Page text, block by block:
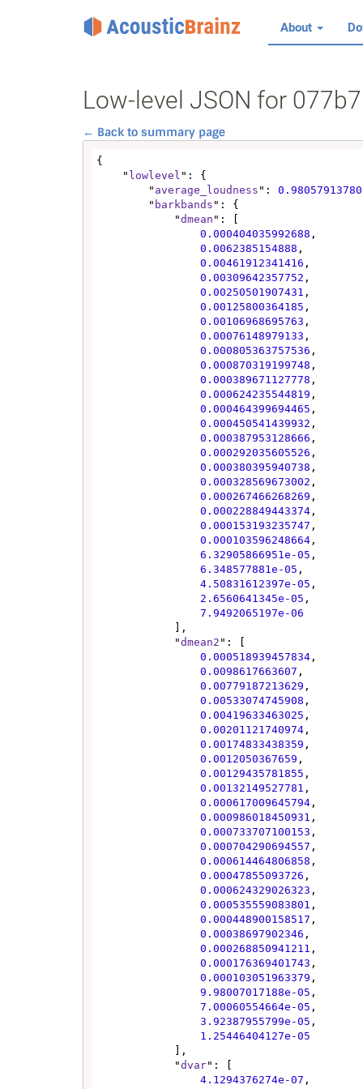
About
Low-level JSON for
← Back to summary page
{
    "
lowlevel ": {
        "
average_loudness ":
        "
barkbands ": {
            "
dmean ": [
0.000404035992688 ,
0.0062385154888 ,
0.00461912341416 ,
0.00309642357752 ,
0.00250501907431 ,
0.00125800364185 ,
0.00106968695763 ,
0.00076148979133 ,
0.000805363757536 ,
0.000870319199748 ,
0.000389671127778 ,
0.000624235544819 ,
0.000464399694465 ,
0.000450541439932 ,
0.000387953128666 ,
0.000292035605526 ,
0.000380395940738 ,
0.000328569673002 ,
0.000267466268269 ,
0.000228849443374 ,
0.000153193235747 ,
0.000103596248664 ,
6.32905866951e-05 ,
6.348577881e-05 ,
4.50831612397e-05 ,
2.6560641345e-05 ,
7.9492065197e-06
            "
dmean2 ": [
0.000518939457834 ,
0.0098617663607 ,
0.00779187213629 ,
0.00533074745908 ,
0.00419633463025 ,
0.00201121740974 ,
0.00174833438359 ,
0.0012050367659 ,
0.00129435781855 ,
0.00132149527781 ,
0.000617009645794 ,
0.000986018450931 ,
0.000733707100153 ,
0.000704290694557 ,
0.000614464806858 ,
0.00047855093726 ,
0.000624329026323 ,
0.000535559083801 ,
0.000448900158517 ,
0.00038697902346 ,
0.000268850941211 ,
0.000176369401743 ,
0.000103051963379 ,
9.98007017188e-05 ,
7.00060554664e-05 ,
3.92387955799e-05 ,
1.25446404127e-05
            "
dvar": [
4.1294376274e-07 ,